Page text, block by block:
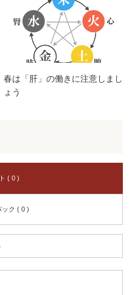
春は「肝」の働きに注意しまし
ょう
( 0 )
ック ( 0 )